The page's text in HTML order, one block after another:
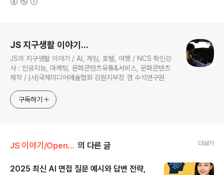
JS 지구생활 이야기...
JS의 지구생활 이야기 / AI, 게임, 호텔, 여행 / NCS 확인강
사 : 인공지능, 마케팅, 문화콘텐츠유통&서비스, 문화콘텐츠
제작 / (사)국제미디어예술협회 강원지부장 겸 수석연구원
구독하기
JS 이야기/Open AI 의 다른 글 더보기
2025 최신 AI 면접 질문 예시와 답변 전략,